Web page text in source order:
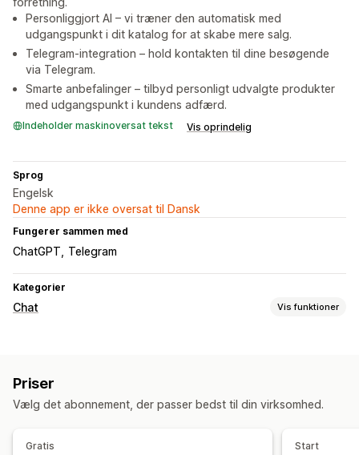
Personliggjort AI – vi træner den automatisk med
udgangspunkt i dit katalog for at skabe mere salg.
Telegram-integration – hold kontakten til dine besøgende
via Telegram.
Smarte anbefalinger – tilbyd personligt udvalgte produkter
med udgangspunkt i kundens adfærd.
Indeholder maskinoversat tekst Vis oprindelig
Sprog
Engelsk
Denne app er ikke oversat til Dansk
Fungerer sammen med
ChatGPT Telegram
Kategorier
Chat Vis funktioner
Sociale medier
Priser
Vælg det abonnement, der passer bedst til din virksomhed.
Gratis Start